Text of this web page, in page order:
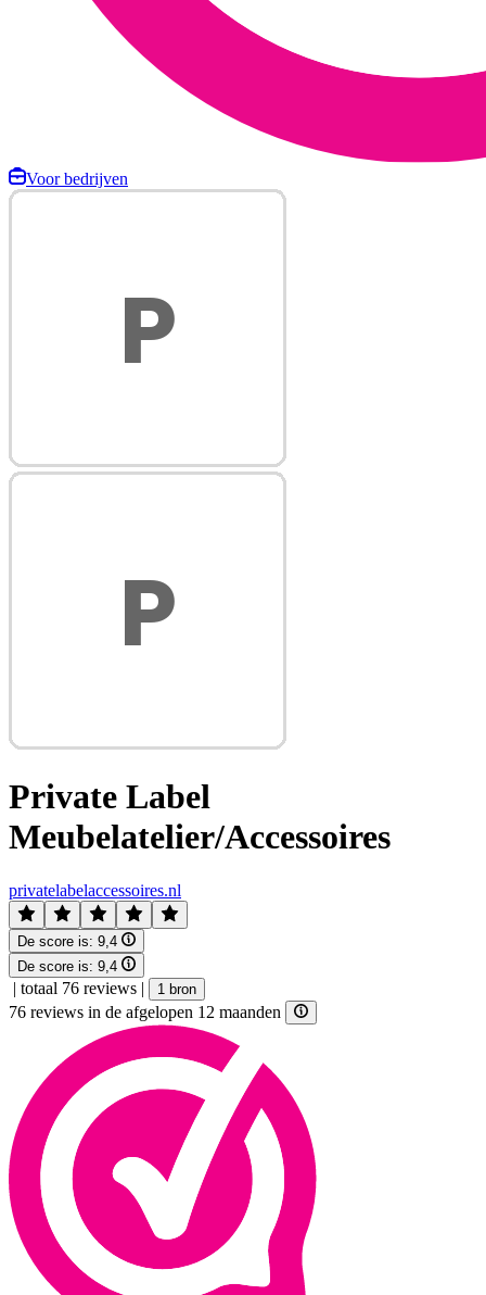
Voor bedrijven
Private Label
Meubelatelier/Accessoires
privatelabelaccessoires.nl
De score is: 9,4
De score is: 9,4
| totaal 76 reviews | 1 bron
76 reviews in de afgelopen 12 maanden